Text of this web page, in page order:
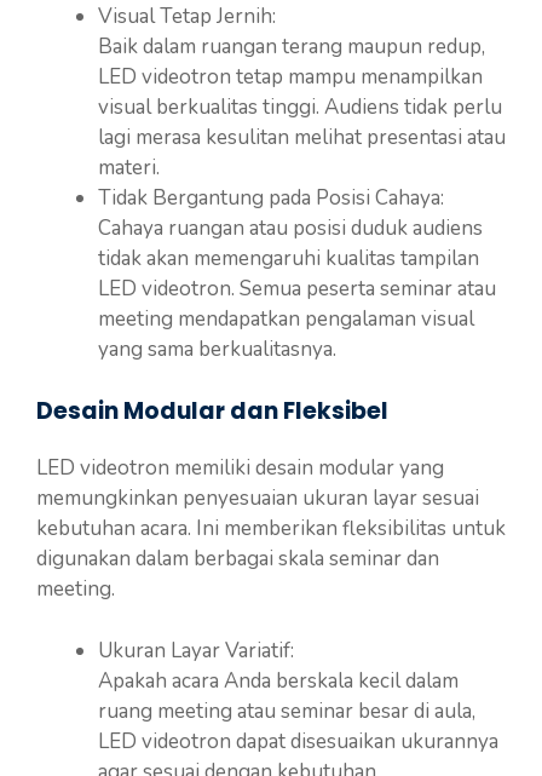
Visual Tetap Jernih:
Baik dalam ruangan terang maupun redup,
LED videotron tetap mampu menampilkan
visual berkualitas tinggi. Audiens tidak perlu
lagi merasa kesulitan melihat presentasi atau
materi.
Tidak Bergantung pada Posisi Cahaya:
Cahaya ruangan atau posisi duduk audiens
tidak akan memengaruhi kualitas tampilan
LED videotron. Semua peserta seminar atau
meeting mendapatkan pengalaman visual
yang sama berkualitasnya.
Desain Modular dan Fleksibel
LED videotron memiliki desain modular yang
memungkinkan penyesuaian ukuran layar sesuai
kebutuhan acara. Ini memberikan fleksibilitas untuk
digunakan dalam berbagai skala seminar dan
meeting.
Ukuran Layar Variatif:
Apakah acara Anda berskala kecil dalam
ruang meeting atau seminar besar di aula,
LED videotron dapat disesuaikan ukurannya